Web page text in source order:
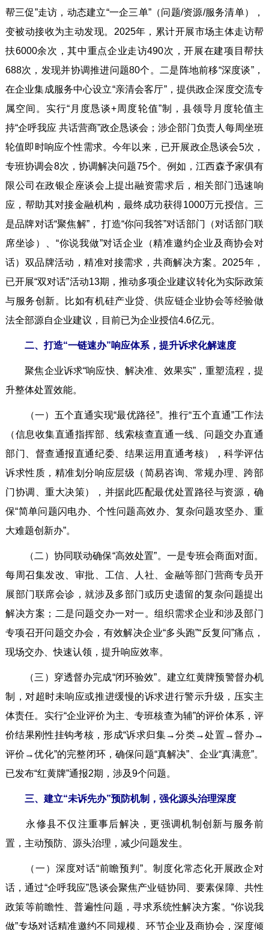
帮三促”走访，动态建立“一企三单”（问题/资源/服务清单），
变被动接收为主动发现。2025年，累计开展市场主体走访帮
扶6000余次，其中重点企业走访490次，开展在建项目帮扶
688次，发现并协调推进问题80个。二是阵地前移“深度谈”，
在企业集成服务中心设立“亲清会客厅”，提供政企深度交流专
属空间。实行“月度恳谈+周度轮值”制，县领导月度轮值主
持“企呼我应 共话营商”政企恳谈会；涉企部门负责人每周坐班
轮值即时响应个性需求。今年以来，已开展政企恳谈会5次，
专班协调会8次，协调解决问题75个。例如，江西森予家俱有
限公司在政银企座谈会上提出融资需求后，相关部门迅速响
应，帮助其对接金融机构，最终成功获得1000万元授信。三
是品牌对话“聚焦解”， 打造“你问我答”对话部门（对话部门联
席坐诊）、“你说我做”对话企业（精准邀约企业及商协会对
话）双品牌活动，精准对接需求，共商解决方案。2025年，
已开展“双对话”活动13期，推动多项企业建议转化为实际政策
与服务创新。比如有机硅产业贷、供应链企业协会等经验做
法全部源自企业建议，目前已为企业授信4.6亿元。
二、打造“一链速办”响应体系，提升诉求化解速度
聚焦企业诉求“响应快、解决准、效果实”，重塑流程，提
升整体处置效能。
（一）五个直通实现“最优路径”。推行“五个直通”工作法
（信息收集直通指挥部、线索核查直通一线、问题交办直通
部门、督查通报直通纪委、结果运用直通考核），科学评估
诉求性质，精准划分响应层级（简易咨询、常规办理、跨部
门协调、重大决策），并据此匹配最优处置路径与资源，确
保“简单问题闪电办、个性问题高效办、复杂问题攻坚办、重
大难题创新办”。
（二）协同联动确保“高效处置”。一是专班会商面对面。
每周召集发改、审批、工信、人社、金融等部门营商专员开
展部门联席会诊，就涉及多部门或历史遗留的复杂问题提出
解决方案；二是问题交办一对一。组织需求企业和涉及部门
专项召开问题交办会，有效解决企业“多头跑”“反复问”痛点，
现场交办、快速认领，提升响应效率。
（三）穿透督办完成“闭环验效”。建立红黄牌预警督办机
制，对超时未响应或推进缓慢的诉求进行警示升级，压实主
体责任。实行“企业评价为主、专班核查为辅”的评价体系，评
价结果刚性挂钩考核，形成“诉求归集→分类→处置→督办→
评价→优化”的完整闭环，确保问题“真解决”、企业“真满意”。
已发布“红黄牌”通报2期，涉及9个问题。
三、建立“未诉先办”预防机制，强化源头治理深度
永修县不仅注重事后解决，更强调机制创新与服务前
置，主动预防、源头治理，减少问题发生。
（一）深度对话“前瞻预判”。制度化常态化开展政企对
话，通过“企呼我应”恳谈会聚焦产业链协同、要素保障、共性
政策等前瞻性、普遍性问题，寻求系统性解决方案。“你说我
做”专场对话精准邀约不同规模、环节企业及商协会，深度倾